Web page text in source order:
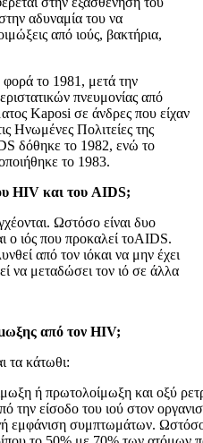
αδυναμία του να
από ιούς, βακτήρια,
το 1981, μετά την
πνευμονίας από
Kaposi σε άνδρες που είχαν
Ηνωμένες Πολιτείες της
δόθηκε το 1982, ενώ το
το 1983.
HIV και του AIDS;
Ωστόσο είναι δυο
ο ιός που προκαλεί τοAIDS.
από τον ιόκαι να μην έχει
να μεταδώσει τον ιό σε άλλα
από τον HIV;
τα κάτωθι:
ή πρωτολοίμωξη και οξύ
την είσοδο του ιού στον
εμφάνιση συμπτωμάτων.